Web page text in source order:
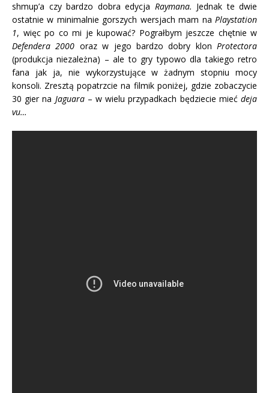
shmup’a czy bardzo dobra edycja Raymana. Jednak te dwie
ostatnie w minimalnie gorszych wersjach mam na Playstation
1, więc po co mi je kupować? Pograłbym jeszcze chętnie w
Defendera 2000 oraz w jego bardzo dobry klon Protectora
(produkcja niezależna) – ale to gry typowo dla takiego retro
fana jak ja, nie wykorzystujące w żadnym stopniu mocy
konsoli. Zresztą popatrzcie na filmik poniżej, gdzie zobaczycie
30 gier na Jaguara– w wielu przypadkach będziecie miećdeja
vu…